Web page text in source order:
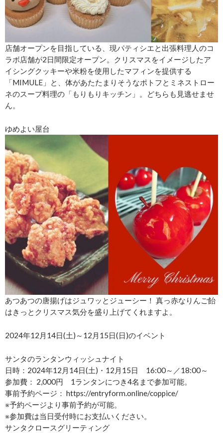
店舗オープンを目指している、現パティシエと出張料理人のコ
ラボ店舗が2日間限定オープン。クリスマスをイメージしたア
イシングクッキーや米粉を使用したマフィンを提供する
「MIMULE」と、体があたたまりそうなポトフとミネストロー
ネのスープ料理の「もりもりキッチン」。どちらも見逃せませ
ん。
ゆめよい屋台
あつあつの唐揚げはジュワッとジューシー！ 真っ赤なりんご飴
はきっとクリスマス気分を盛り上げてくれますよ。
2024年12月14日(土)～12月15日(日)のイベント
サンタのランタンウィッシュナイト
日時：2024年12月14日(土)・12月15日 16:00～／18:00～
参加費： 2,000円 1ランタンにつき4名まで参加可能。
事前予約ページ： https://entryform.online/coppice/
※予約ページより事前予約が可能。
※参加費は当日受付時にお支払いください。
サンタクロースグリーティング